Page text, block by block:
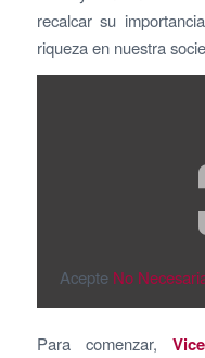
recalcar su
riqueza en nuestra
Acepte No
Para comenzar,